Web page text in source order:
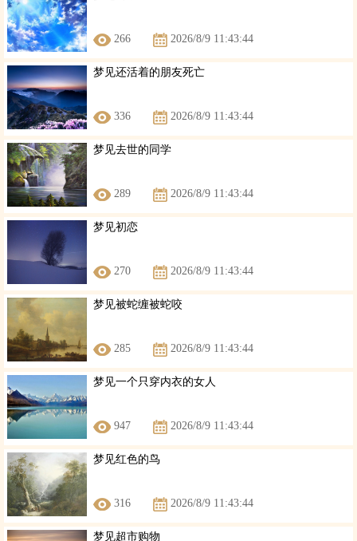
266 2026/8/9 11:43:44
梦见还活着的朋友死亡
336 2026/8/9 11:43:44
梦见去世的同学
289 2026/8/9 11:43:44
梦见初恋
270 2026/8/9 11:43:44
梦见被蛇缠被蛇咬
285 2026/8/9 11:43:44
梦见一个只穿内衣的女人
947 2026/8/9 11:43:44
梦见红色的鸟
316 2026/8/9 11:43:44
梦见超市购物